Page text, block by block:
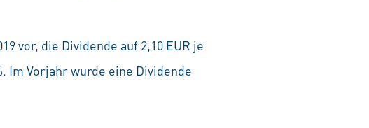
vor, die Dividende auf 2,10 EUR je
Im Vorjahr wurde eine Dividende